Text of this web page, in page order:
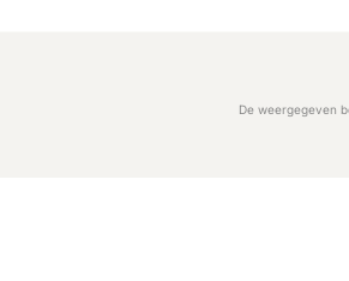
De weergegeven